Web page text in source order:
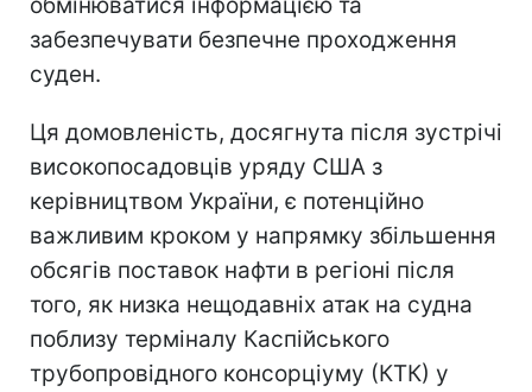
забезпечувати безпечне проходження
суден.
Ця домовленість, досягнута після зустрічі
високопосадовців уряду США з
керівництвом України, є потенційно
важливим кроком у напрямку збільшення
обсягів поставок нафти в регіоні після
того, як низка нещодавніх атак на судна
поблизу терміналу Каспійського
трубопровідного консорціуму (КТК) у